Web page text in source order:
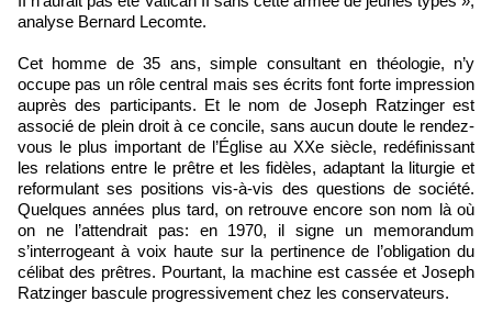
analyse Bernard Lecomte.
Cet homme de 35 ans, simple consultant en théologie, n’y
occupe pas un rôle central mais ses écrits font forte impression
auprès des participants. Et le nom de Joseph Ratzinger est
associé de plein droit à ce concile, sans aucun doute le rendez-
vous le plus important de l’Église au XXe siècle, redéfinissant
les relations entre le prêtre et les fidèles, adaptant la liturgie et
reformulant ses positions vis-à-vis des questions de société.
Quelques années plus tard, on retrouve encore son nom là où
on ne l’attendrait pas: en 1970, il signe un memorandum
s’interrogeant à voix haute sur la pertinence de l’obligation du
célibat des prêtres. Pourtant, la machine est cassée et Joseph
Ratzinger bascule progressivement chez les conservateurs.